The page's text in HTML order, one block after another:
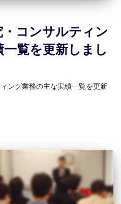
コンサルティン
覧を更新しまし
ング業務の主な実績一覧を更新